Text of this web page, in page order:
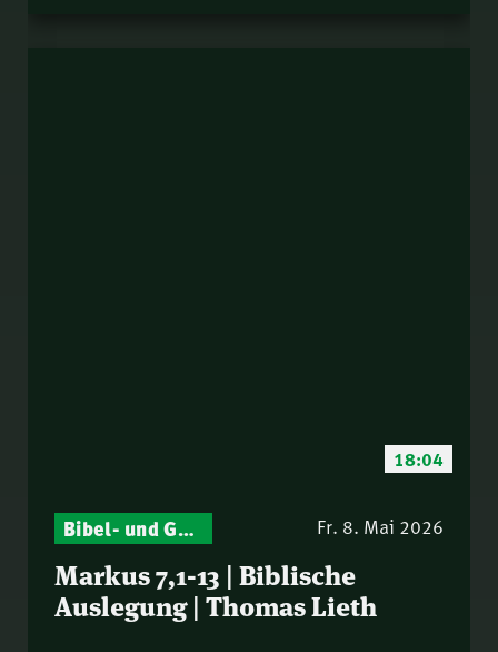
18:04
Bibel- und Gebetsstunde – Jeden Donnerstag neu: Vers-für-Vers-Auslegungen Fr. 8. Mai 2026
Markus 7,1-13 | Biblische
Auslegung | Thomas Lieth